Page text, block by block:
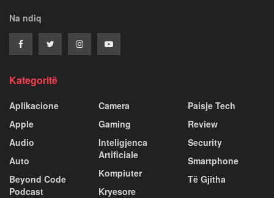
Na ndiq
Kategoritë
Aplikacione
Apple
Audio
Auto
Beyond Code
Podcast
Camera
Gaming
Inteligjenca
Artificiale
Kompiuter
Kryesore
Paisje Tech
Review
Security
Smartphone
Të Gjitha